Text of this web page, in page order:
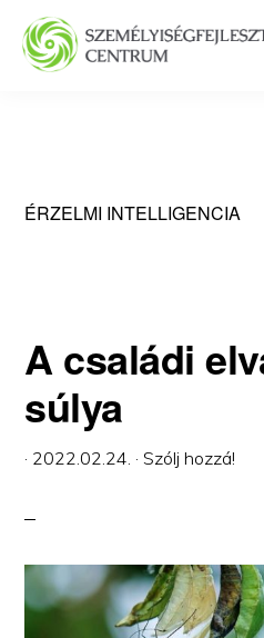
Skip
ÉRZELMI INTELLIGENCIA
A családi
súlya
· 2022.02.24. ·Szólj hozzá!